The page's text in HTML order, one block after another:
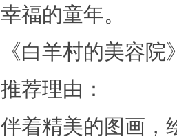
幸福的童年。
《白羊村的美容
推荐理由：
伴着精美的图画，